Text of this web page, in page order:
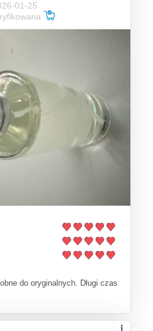
01-25
do oryginalnych. Długi czas